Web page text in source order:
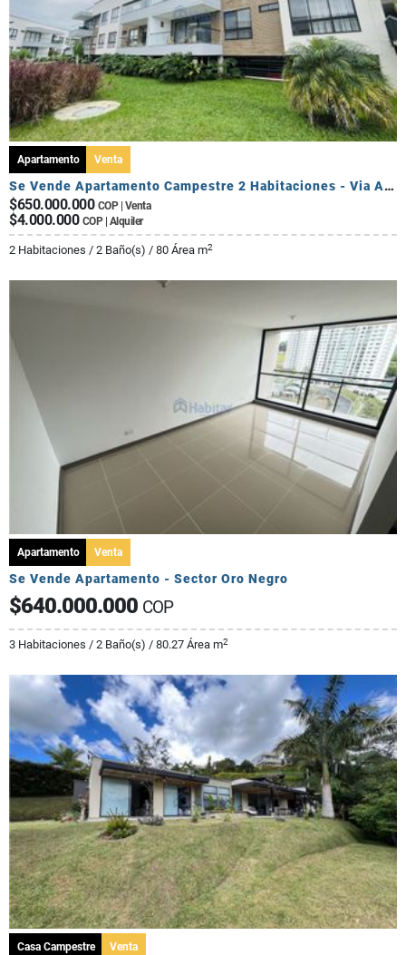
Apartamento Venta
Se Vende Apartamento Campestre 2 Habitaciones - Via Al Caimo
$650.000.000 COP | Venta
$4.000.000 COP | Alquiler
2 Habitaciones / 2 Baño(s) / 80 Área m2
Apartamento Venta
Se Vende Apartamento - Sector Oro Negro
$640.000.000 COP
3 Habitaciones / 2 Baño(s) / 80.27 Área m2
Casa Campestre Venta